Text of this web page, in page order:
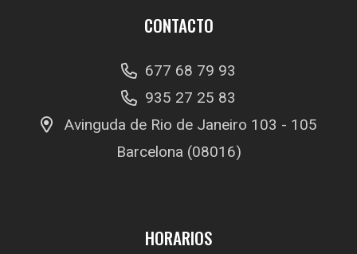
CONTACTO
677 68 79 93
935 27 25 83
Avinguda de Rio de Janeiro 103 - 105
Barcelona (08016)
HORARIOS